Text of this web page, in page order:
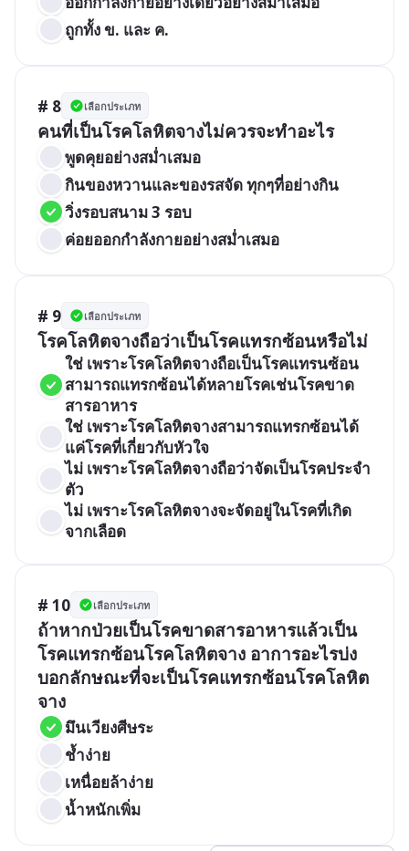
ถูกทั้ง ข. และ ค.
# 8 เลือกประเภท
คนที่เป็นโรคโลหิตจางไม่ควรจะทำอะไร
พูดคุยอย่างสม่ำเสมอ
กินของหวานและของรสจัด ทุกๆที่อย่างกิน
วิ่งรอบสนาม 3 รอบ
ค่อยออกกำลังกายอย่างสม่ำเสมอ
# 9 เลือกประเภท
โรคโลหิตจางถือว่าเป็นโรคแทรกซ้อนหรือไม่
ใช่ เพราะโรคโลหิตจางถือเป็นโรคแทรนซ้อน
สามารถแทรกซ้อนได้หลายโรคเช่นโรคขาด
สารอาหาร
ใช่ เพราะโรคโลหิตจางสามารถแทรกซ้อนได้
แค่โรคที่เกี่ยวกับหัวใจ
ไม่ เพราะโรคโลหิตจางถือว่าจัดเป็นโรคประจำ
ตัว
ไม่ เพราะโรคโลหิตจางจะจัดอยู่ในโรคที่เกิด
จากเลือด
# 10 เลือกประเภท
ถ้าหากป่วยเป็นโรคขาดสารอาหารแล้วเป็น
โรคแทรกซ้อนโรคโลหิตจาง อาการอะไรบ่ง
บอกลักษณะที่จะเป็นโรคแทรกซ้อนโรคโลหิต
จาง
มึนเวียงศีษระ
ช้ำง่าย
เหนื่อยล้าง่าย
น้ำหนักเพิ่ม